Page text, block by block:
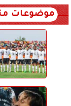
موضوعات